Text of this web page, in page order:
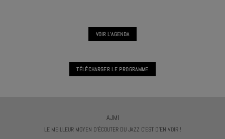
VOIR L'AGENDA
TÉLÉCHARGER LE PROGRAMME
AJMI
LE MEILLEUR MOYEN D'ÉCOUTER DU JAZZ C'EST D'EN VOIR !